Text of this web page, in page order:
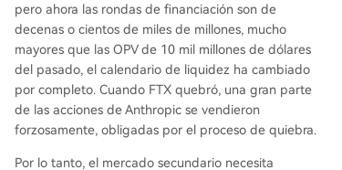
pero ahora las rondas de financiación son de
decenas o cientos de miles de millones, mucho
mayores que las OPV de 10 mil millones de dólares
del pasado, el calendario de liquidez ha cambiado
por completo. Cuando FTX quebró, una gran parte
de las acciones de Anthropic se vendieron
forzosamente, obligadas por el proceso de quiebra.
Por lo tanto, el mercado secundario necesita